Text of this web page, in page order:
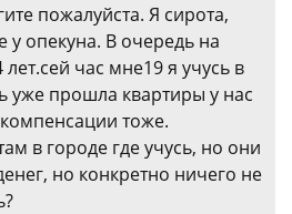
пожалуйста. Я сирота,
у опекуна. В очередь на
лет.сей час мне19 я учусь в
уже прошла квартиры у нас
тоже.
в городе где учусь, но они
но конкретно ничего не